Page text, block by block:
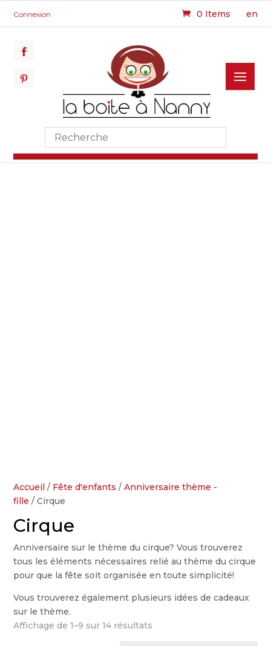
Connexion 0 Items en
Accueil / Fête d'enfants /Anniversaire thème -
fille / Cirque
Cirque
Anniversaire sur le thème du cirque? Vous trouverez
tous les éléments nécessaires relié au thème du cirque
pour que la fête soit organisée en toute simplicité!
Vous trouverez également plusieurs idées de cadeaux
sur le thème.
Affichage de 1–9 sur 14 résultats